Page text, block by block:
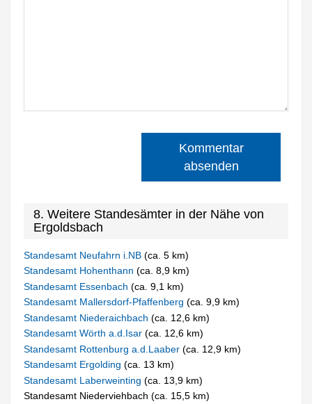
Kommentar
absenden
8. Weitere Standesämter in der Nähe von
Ergoldsbach
Standesamt Neufahrn i.NB(ca. 5 km)
Standesamt Hohenthann(ca. 8,9 km)
Standesamt Essenbach(ca. 9,1 km)
Standesamt Mallersdorf-Pfaffenberg(ca. 9,9 km)
Standesamt Niederaichbach(ca. 12,6 km)
Standesamt Wörth a.d.Isar(ca. 12,6 km)
Standesamt Rottenburg a.d.Laaber(ca. 12,9 km)
Standesamt Ergolding(ca. 13 km)
Standesamt Laberweinting(ca. 13,9 km)
Standesamt Niederviehbach (ca. 15,5 km)